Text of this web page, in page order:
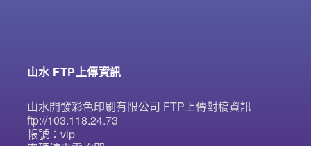
山水 FTP上傳資訊
山水開發彩色印刷有限公司 FTP上傳對稿資訊
ftp://103.118.24.73
帳號：vip